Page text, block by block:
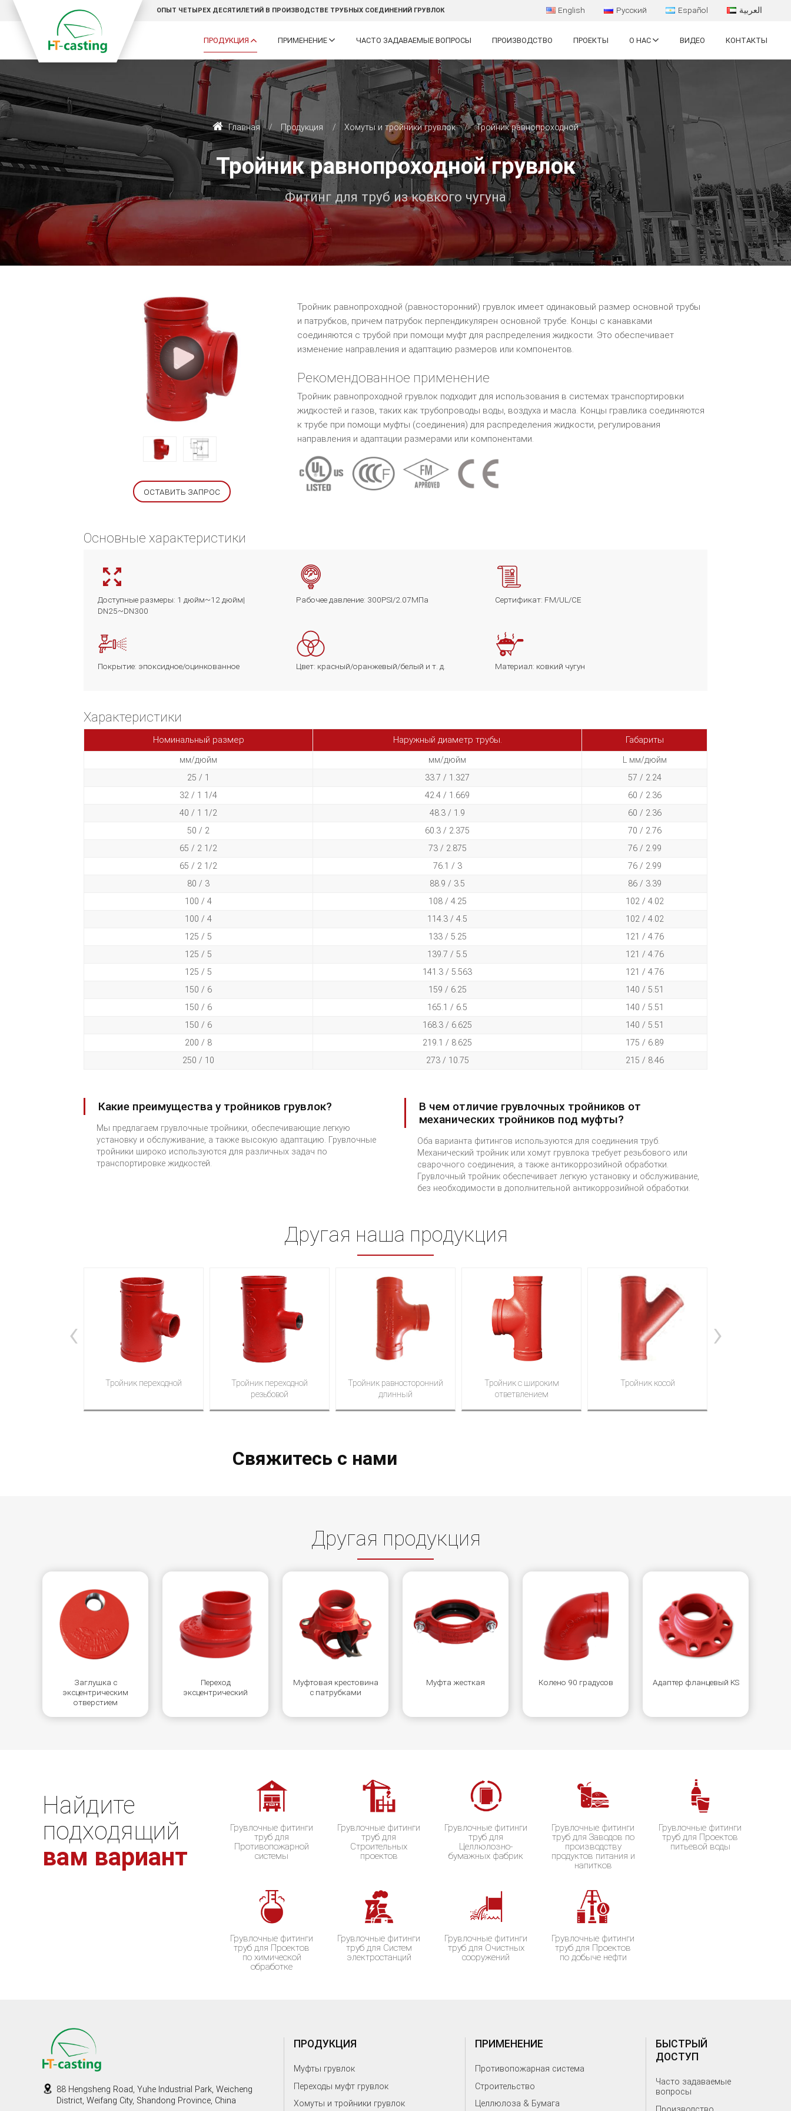
ОПЫТ ЧЕТЫРЕХ ДЕСЯТИЛЕТИЙ В ПРОИЗВОДСТВЕ ТРУБНЫХ СОЕДИНЕНИЙ ГРУВЛОК English Русский Español العربية
ПРОДУКЦИЯ ПРИМЕНЕНИЕ ЧАСТО ЗАДАВАЕМЫЕ ВОПРОСЫ ПРОИЗВОДСТВО ПРОЕКТЫ О НАС ВИДЕО КОНТАКТЫ
Главная Продукция Хомуты и тройники грувлок Тройник равнопроходной
Тройник равнопроходной грувлок
Фитинг для труб из ковкого чугуна
ОСТАВИТЬ ЗАПРОС
Тройник равнопроходной (равносторонний) грувлок имеет одинаковый размер основной трубы
и патрубков, причем патрубок перпендикулярен основной трубе. Концы с канавками
соединяются с трубой при помощи муфт для распределения жидкости. Это обеспечивает
изменение направления и адаптацию размеров или компонентов.
Рекомендованное применение
Тройник равнопроходной грувлок подходит для использования в системах транспортировки
жидкостей и газов, таких как трубопроводы воды, воздуха и масла. Концы гравлика соединяются
к трубе при помощи муфты (соединения) для распределения жидкости, регулирования
направления и адаптации размерами или компонентами.
Основные характеристики
Доступные размеры: 1 дюйм~12 дюйм|
DN25~DN300
Рабочее давление: 300PSI/2.07МПа Сертификат: FM/UL/CE
Покрытие: эпоксидное/оцинкованное Цвет: красный/оранжевый/белый и т. д. Материал: ковкий чугун
Характеристики
Номинальный размер Наружный диаметр трубы. Габариты
мм/дюйм мм/дюйм
L мм/дюйм
25 / 1
33.7 / 1.327
57 / 2.24
32 / 1 1/4
42.4 / 1.669
60 / 2.36
40 / 1 1/2
48.3 / 1.9
60 / 2.36
50 / 2
60.3 / 2.375
70 / 2.76
65 / 2 1/2
73 / 2.875
76 / 2.99
65 / 2 1/2
76.1 / 3
76 / 2.99
80 / 3
88.9 / 3.5
86 / 3.39
100 / 4
108 / 4.25
102 / 4.02
100 / 4
114.3 / 4.5
102 / 4.02
125 / 5
133 / 5.25
121 / 4.76
125 / 5
139.7 / 5.5
121 / 4.76
125 / 5
141.3 / 5.563
121 / 4.76
150 / 6
159 / 6.25
140 / 5.51
150 / 6
165.1 / 6.5
140 / 5.51
150 / 6
168.3 / 6.625
140 / 5.51
200 / 8
219.1 / 8.625
175 / 6.89
250 / 10
273 / 10.75 215 / 8.46
Какие преимущества у тройников грувлок?
Мы предлагаем грувлочные тройники, обеспечивающие легкую
установку и обслуживание, а также высокую адаптацию. Грувлочные
тройники широко используются для различных задач по
транспортировке жидкостей.
В чем отличие грувлочных тройников от
механических тройников под муфты?
Оба варианта фитингов используются для соединения труб.
Механический тройник или хомут грувлока требует резьбового или
сварочного соединения, а также антикоррозийной обработки.
Грувлочный тройник обеспечивает легкую установку и обслуживание,
без необходимости в дополнительной антикоррозийной обработки.
Другая наша продукция
Тройник переходной
Тройник переходной
резьбовой
Тройник равносторонний
длинный
Тройник с широким
ответвлением
Тройник косой
‹ ›
Свяжитесь с нами
Другая продукция
Заглушка с
эксцентрическим
отверстием
Переход
эксцентрический
Муфтовая крестовина
с патрубками
Муфта жесткая Колено 90 градусов Адаптер фланцевый KS
Найдите
подходящий
вам вариант
Грувлочные фитинги
труб для
Противопожарной
системы
Грувлочные фитинги
труб для
Строительных
проектов
Грувлочные фитинги
труб для
Целлюлозно-
бумажных фабрик
Грувлочные фитинги
труб для Заводов по
производству
продуктов питания и
напитков
Грувлочные фитинги
труб для Проектов
питьевой воды
Грувлочные фитинги
труб для Проектов
по химической
обработке
Грувлочные фитинги
труб для Систем
электростанций
Грувлочные фитинги
труб для Очистных
сооружений
Грувлочные фитинги
труб для Проектов
по добыче нефти
88 Hengsheng Road, Yuhe Industrial Park, Weicheng
District, Weifang City, Shandong Province, China
ПРОДУКЦИЯ
Муфты грувлок
Переходы муфт грувлок
Хомуты и тройники грувлок
ПРИМЕНЕНИЕ
Противопожарная система
Строительство
Целлюлоза & Бумага
БЫСТРЫЙ
ДОСТУП
Часто задаваемые
вопросы